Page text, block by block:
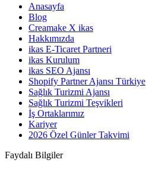
Anasayfa
Blog
Creamake X ikas
Hakkımızda
ikas E-Ticaret Partneri
ikas Kurulum
ikas SEO Ajansı
Shopify Partner Ajansı Türkiye
Sağlık Turizmi Ajansı
Sağlık Turizmi Teşvikleri
İş Ortaklarımız
Kariyer
2026 Özel Günler Takvimi
Faydalı Bilgiler